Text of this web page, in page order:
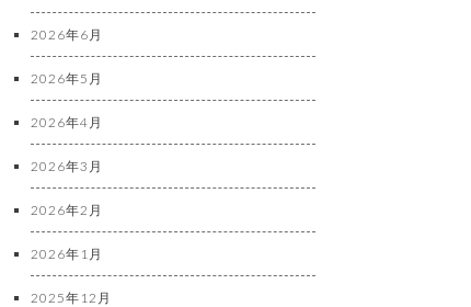
2026年6月
2026年5月
2026年4月
2026年3月
2026年2月
2026年1月
2025年12月